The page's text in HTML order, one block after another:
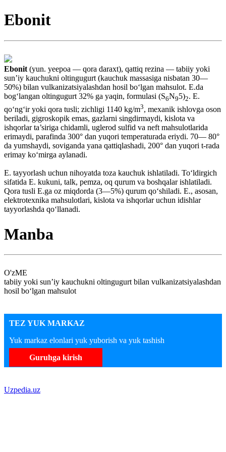
Ebonit
Ebonit (yun. yeepoa — qora daraxt), qattiq rezina — tabiiy yoki
sun’iy kauchukni oltingugurt (kauchuk massasiga nisbatan 30—
50%) bilan vulkanizatsiyalashdan hosil bo‘lgan mahsulot. E.da
bog‘langan oltingugurt 32% ga yaqin, formulasi (S6N95)2. E.
qo‘ng‘ir yoki qora tusli; zichligi 1140 kg/m3, mexanik ishlovga oson
beriladi, gigroskopik emas, gazlarni singdirmaydi, kislota va
ishqorlar ta’siriga chidamli, uglerod sulfid va neft mahsulotlarida
erimaydi, parafinda 300° dan yuqori temperaturada eriydi. 70— 80°
da yumshaydi, soviganda yana qattiqlashadi, 200° dan yuqori t-rada
erimay ko‘mirga aylanadi.
E. tayyorlash uchun nihoyatda toza kauchuk ishlatiladi. To‘ldirgich
sifatida E. kukuni, talk, pemza, oq qurum va boshqalar ishlatiladi.
Qora tusli E.ga oz miqdorda (3—5%) qurum qo‘shiladi. E., asosan,
elektrotexnika mahsulotlari, kislota va ishqorlar uchun idishlar
tayyorlashda qo‘llanadi.
Manba
O'zME
tabiiy yoki sun’iy kauchukni oltingugurt bilan vulkanizatsiyalashdan
hosil bo‘lgan mahsulot
TEZ YUK MARKAZ
Yuk markaz elonlari yuk yuborish va yuk tashish
Guruhga kirish
Uzpedia.uz